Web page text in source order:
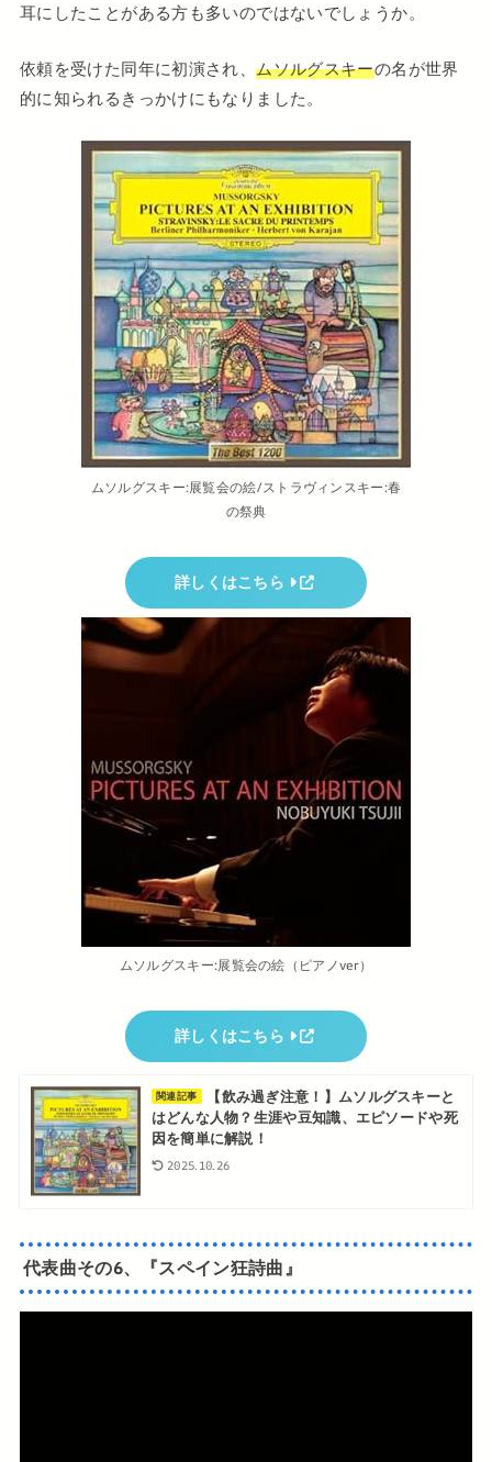
耳にしたことがある方も多いのではないでしょうか。
依頼を受けた同年に初演され、ムソルグスキーの名が世界
的に知られるきっかけにもなりました。
ムソルグスキー:展覧会の絵/ストラヴィンスキー:春
の祭典
詳しくはこちら
ムソルグスキー:展覧会の絵（ピアノver）
詳しくはこちら
関連記事
【飲み過ぎ注意！】ムソルグスキーと
はどんな人物？生涯や豆知識、エピソードや死
因を簡単に解説！
2025.10.26
代表曲その6、『スペイン狂詩曲』